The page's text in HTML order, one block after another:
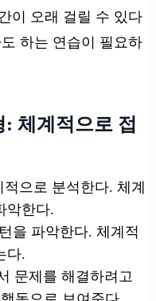
이 오래 걸릴 수 있다
하는 연습이 필요하
체계적으로 접
적으로 분석한다. 체계
악한다.
을 파악한다. 체계적
다.
문제를 해결하려고